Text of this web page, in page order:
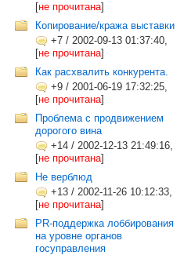
[не прочитана]
Копирование/кража выставки
+7 / 2002-09-13 01:37:40,
[не прочитана]
Как расхвалить конкурента.
+9 / 2001-06-19 17:32:25,
[не прочитана]
Проблема с продвижением
дорогого вина
+14 / 2002-12-13 21:49:16,
[не прочитана]
Не верблюд
+13 / 2002-11-26 10:12:33,
[не прочитана]
PR-поддержка лоббирования
на уровне органов
госуправления